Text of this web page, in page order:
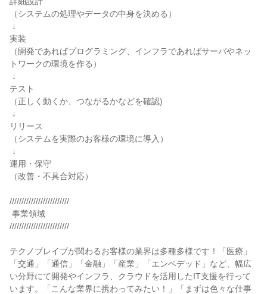
（システムの処理やデータの中身を決める）
実装
（開発であればプログラミング、インフラであればサーバやネッ
トワークの環境を作る）
テスト
（正しく動くか、つながるかなどを確認)
リリース
（システムを実際のお客様の環境に導入）
運用・保守
（改善・不具合対応）
/////////////////////////
/////////////////////////
テクノブレイブが関わるお客様の業界は多種多様です！「医療」
「交通」「通信」「金融」「産業」「エンベデッド」など、幅広
い分野にて開発やインフラ、クラウドを活用したIT支援を行って
います。「こんな業界に携わってみたい！」「まずは色々な仕事